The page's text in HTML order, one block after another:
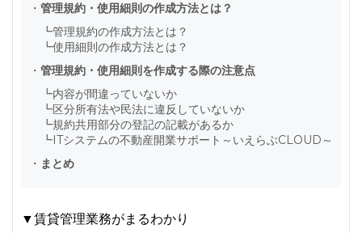
・ 管理規約・使用細則の作成方法とは？
┗管理規約の作成方法とは？
┗使用細則の作成方法とは？
・ 管理規約・使用細則を作成する際の注意点
┗内容が間違っていないか
┗区分所有法や民法に違反していないか
┗規約共用部分の登記の記載があるか
┗ITシステムの不動産開業サポート～いえらぶCLOUD～
・ まとめ
▼賃貸管理業務がまるわかり